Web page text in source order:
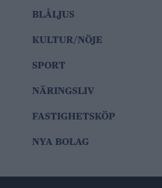
BLÅLJUS
KULTUR/NÖJE
SPORT
NÄRINGSLIV
FASTIGHETSKÖP
NYA BOLAG